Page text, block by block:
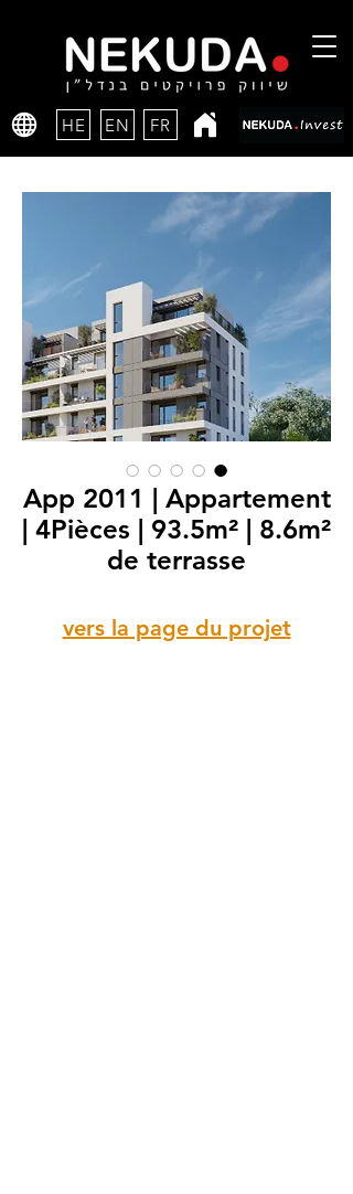
HE EN FR
App 2011 | Appartement
| 4Pièces | 93.5m² | 8.6m²
de terrasse
vers la page du projet